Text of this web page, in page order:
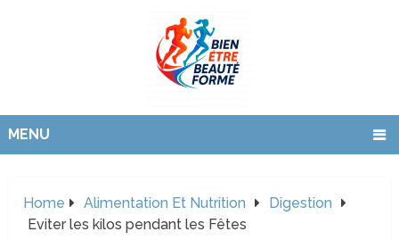
MENU
Home Alimentation Et Nutrition
Digestion
Eviter les kilos pendant les Fêtes